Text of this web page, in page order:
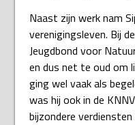
Naast zijn werk nam
verenigingsleven. Bij
Jeugdbond voor
en dus net te oud om
ging wel vaak als
was hij ook in de
bijzondere